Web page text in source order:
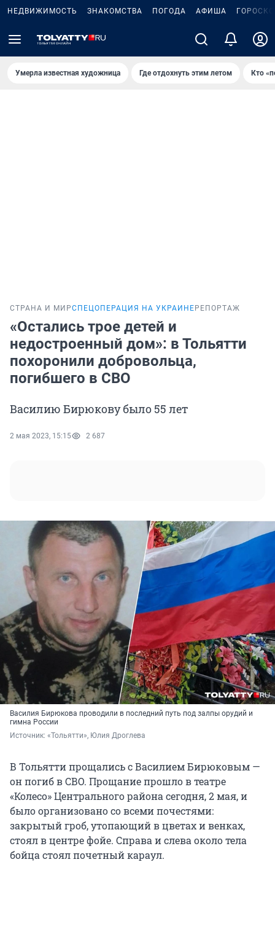
НЕДВИЖИМОСТЬ ЗНАКОМСТВА ПОГОДА АФИША
Умерла известная художница Где отдохнуть этим летом Кто
СТРАНА И МИРСПЕЦОПЕРАЦИЯ НА УКРАИНЕ РЕПОРТАЖ
«Остались трое детей и
недостроенный дом»: в Тольятти
похоронили добровольца,
погибшего в СВО
Василию Бирюкову было 55 лет
2 мая 2023, 15:15 2 687
Василия Бирюкова проводили в последний путь под залпы орудий и
гимна России
Источник: «Тольятти», Юлия Дроглева
В Тольятти прощались с Василием Бирюковым —
он погиб в СВО. Прощание прошло в театре
«Колесо» Центрального района сегодня, 2 мая, и
было организовано со всеми почестями:
закрытый гроб, утопающий в цветах и венках,
стоял в центре фойе. Справа и слева около тела
бойца стоял почетный караул.